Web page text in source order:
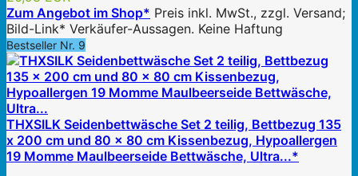
Zum Angebot im Shop* Preis inkl. MwSt., zzgl. Versand;
Bild-Link* Verkäufer-Aussagen. Keine Haftung
Bestseller Nr. 9
THXSILK Seidenbettwäsche Set 2 teilig, Bettbezug 135
x 200 cm und 80 x 80 cm Kissenbezug, Hypoallergen
19 Momme Maulbeerseide Bettwäsche, Ultra...*